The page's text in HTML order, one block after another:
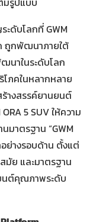
ดับโลกที่ GWM
ถูกพัฒนาภายใต้
นาในระดับโลก
โภคในหลากหลาย
ร้างสรรค์ยานยนต์
5 SUV ให้ความ
มาตรฐาน “GWM
ย่างรอบด้าน ตั้งแต่
มัย และมาตรฐาน
นต์คุณภาพระดับ